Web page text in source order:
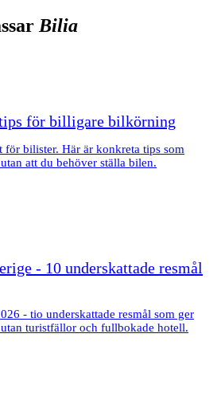
Bilia
tips för billigare bilkörning
bilister. Här är konkreta tips som
att du behöver ställa bilen.
- 10 underskattade resmål
- tio underskattade resmål som ger
turistfällor och fullbokade hotell.